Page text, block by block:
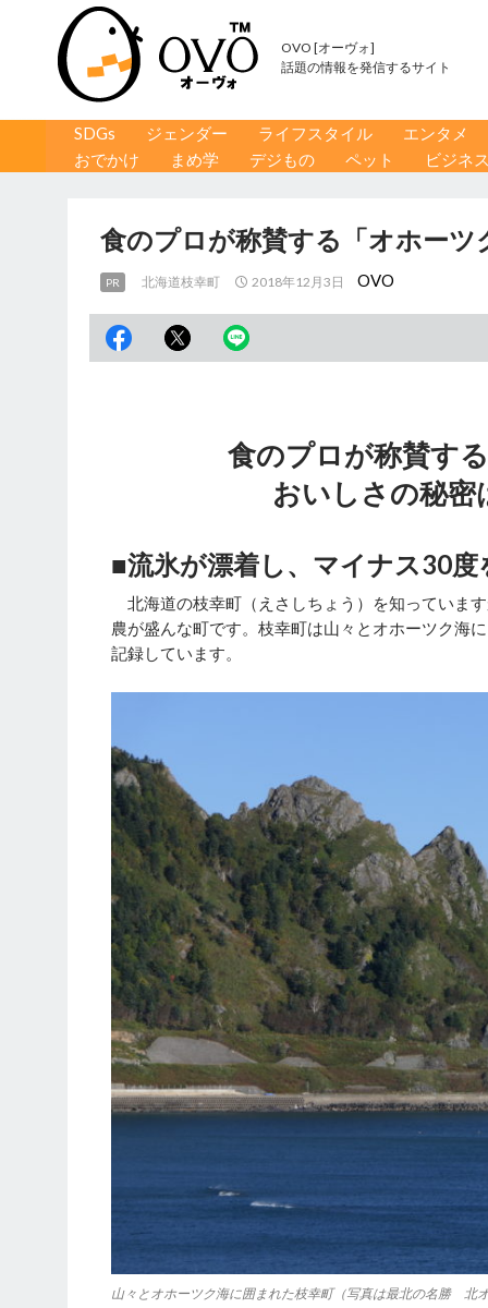
OVO [オーヴォ]
話題の情報を発信するサイト
コンテンツへ移動
SDGs ジェンダー ライフスタイル
エンタメ
おでかけ
まめ学 デジもの ペット ビジネ
食のプロが称賛する「オホーツ
PR 北海道枝幸町 2018年12月3日 OVO
食のプロが称賛す
おいしさの秘密
■流氷が漂着し、マイナス30度
北海道の枝幸町（えさしちょう）を知っていま
農が盛んな町です。枝幸町は山々とオホーツク海
記録しています。
山々とオホーツク海に囲まれた枝幸町（写真は最北の名勝 北